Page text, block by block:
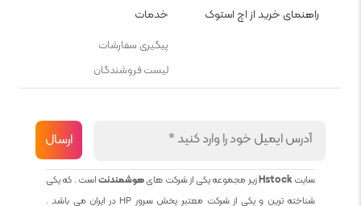
راهنمای خرید از اچ استوک خدمات
پیگیری سفارشات
لیست فروشندگان
سایتHstockزیر مجموعه یکی از شرکت هایهوشمندنتاست . که یکی
شناخته ترین و یکی از شرکت معتبر پخش سرور HP در ایران می باشد .